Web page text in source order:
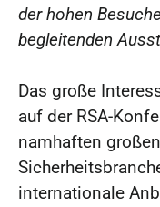
der hohen
begleitenden
Das große
auf der RSA-
namhaften
internationale